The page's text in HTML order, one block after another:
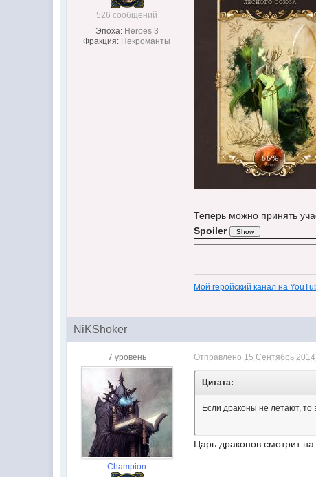
526 сообщений
Эпоха: Heroes 3
Фракция: Некроманты
Теперь можно принять
Spoiler
Мой геройский канал на
NiKShoker
7 уровень
Champion
Отправлено 15 Сентябрь
Цитата:
Если драконы не летают, то
Царь драконов смотрит на